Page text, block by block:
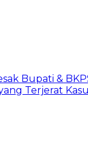
Bupati &
Terjerat